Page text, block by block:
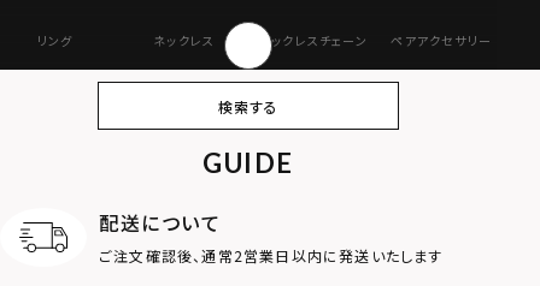
リング ネックレス ネックレスチェーン ペアアクセサリー
オンラインストア
ギフトボックス
MOTIF
検索する
GUIDE
配送について
ご注文確認後、通常2営業日以内に発送いたします